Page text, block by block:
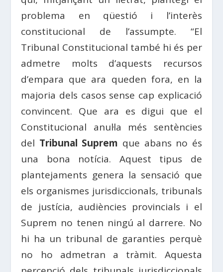
problema en qüestió i l’interès
constitucional de l’assumpte. “El
Tribunal Constitucional també hi és per
admetre molts d’aquests recursos
d’empara que ara queden fora, en la
majoria dels casos sense cap explicació
convincent. Que ara es digui que el
Constitucional anul·la més sentències
del Tribunal Suprem que abans no és
una bona notícia. Aquest tipus de
plantejaments genera la sensació que
els organismes jurisdiccionals, tribunals
de justícia, audiències provincials i el
Suprem no tenen ningú al darrere. No
hi ha un tribunal de garanties perquè
no ho admetran a tràmit. Aquesta